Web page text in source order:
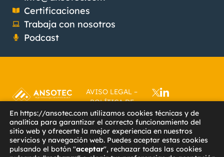
Certificaciones
Trabaja con nosotros
Podcast
AVISO LEGAL –
POLÍTICA DE
PRIVACIDAD–
POLÍTICA DE
COOKIES–
ACCESIBILIDAD–
CÁMARA
En https://ansotec.com utilizamos cookies técnicas y de
analítica para garantizar el correcto funcionamiento del
sitio web y ofrecerte la mejor experiencia en nuestros
servicios y navegación web. Puedes aceptar estas cookies
pulsando el botón "aceptar", rechazar todas las cookies